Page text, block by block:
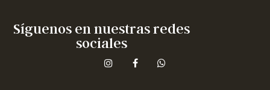
Síguenos en nuestras redes
sociales